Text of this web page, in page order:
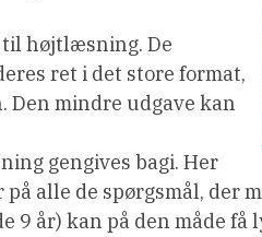
til højtlæsning. De
ret i det store format,
Den mindre udgave kan
gengives bagi. Her
alle de spørgsmål, der
9 år) kan på den måde få